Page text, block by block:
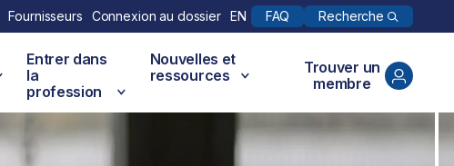
Fournisseurs Connexion au dossier EN FAQ Recherche
Entrer dans
la
profession
Nouvelles et
ressources
Trouver un
membre